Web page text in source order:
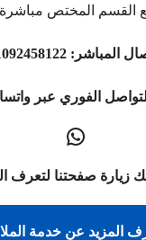
القسم المختص
المباشر:
الفوري عبر
زيارة صفحتنا لتعرف
المزيد عن خدمة